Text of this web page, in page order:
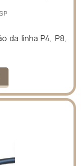
da linha P4, P8,